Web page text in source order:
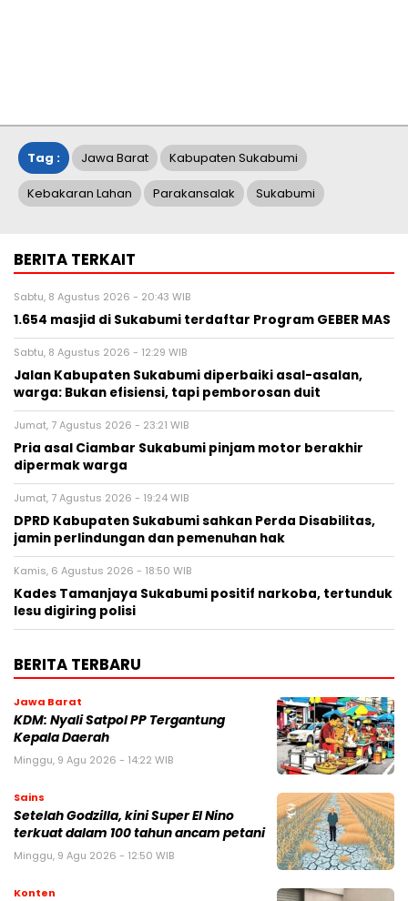
Tag : Jawa Barat Kabupaten Sukabumi
Kebakaran Lahan Parakansalak Sukabumi
BERITA TERKAIT
Sabtu, 8 Agustus 2026 - 20:43 WIB
1.654 masjid di Sukabumi terdaftar Program GEBER MAS
Sabtu, 8 Agustus 2026 - 12:29 WIB
Jalan Kabupaten Sukabumi diperbaiki asal-asalan,
warga: Bukan efisiensi, tapi pemborosan duit
Jumat, 7 Agustus 2026 - 23:21 WIB
Pria asal Ciambar Sukabumi pinjam motor berakhir
dipermak warga
Jumat, 7 Agustus 2026 - 19:24 WIB
DPRD Kabupaten Sukabumi sahkan Perda Disabilitas,
jamin perlindungan dan pemenuhan hak
Kamis, 6 Agustus 2026 - 18:50 WIB
Kades Tamanjaya Sukabumi positif narkoba, tertunduk
lesu digiring polisi
BERITA TERBARU
Jawa Barat
KDM: Nyali Satpol PP Tergantung
Kepala Daerah
Minggu, 9 Agu 2026 - 14:22 WIB
Sains
Setelah Godzilla, kini Super El Nino
terkuat dalam 100 tahun ancam petani
Minggu, 9 Agu 2026 - 12:50 WIB
Konten